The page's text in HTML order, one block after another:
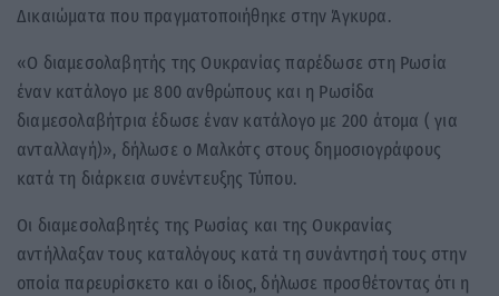
Δικαιώματα που πραγματοποιήθηκε στην Άγκυρα.
«Ο διαμεσολαβητής της Ουκρανίας παρέδωσε στη Ρωσία
έναν κατάλογο με 800 ανθρώπους και η Ρωσίδα
διαμεσολαβήτρια έδωσε έναν κατάλογο με 200 άτομα ( για
ανταλλαγή)», δήλωσε ο Μαλκότς στους δημοσιογράφους
κατά τη διάρκεια συνέντευξης Τύπου.
Οι διαμεσολαβητές της Ρωσίας και της Ουκρανίας
αντήλλαξαν τους καταλόγους κατά τη συνάντησή τους στην
οποία παρευρίσκετο και ο ίδιος, δήλωσε προσθέτοντας ότι η